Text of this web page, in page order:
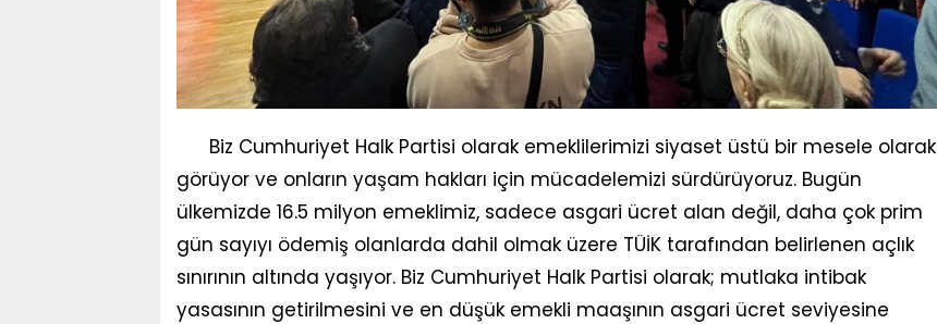
Biz Cumhuriyet Halk Partisi olarak emeklilerimizi siyaset üstü bir mesele olarak
görüyor ve onların yaşam hakları için mücadelemizi sürdürüyoruz. Bugün
ülkemizde 16.5 milyon emeklimiz, sadece asgari ücret alan değil, daha çok prim
gün sayıyı ödemiş olanlarda dahil olmak üzere TÜİK tarafından belirlenen açlık
sınırının altında yaşıyor. Biz Cumhuriyet Halk Partisi olarak; mutlaka intibak
yasasının getirilmesini ve en düşük emekli maaşının asgari ücret seviyesine